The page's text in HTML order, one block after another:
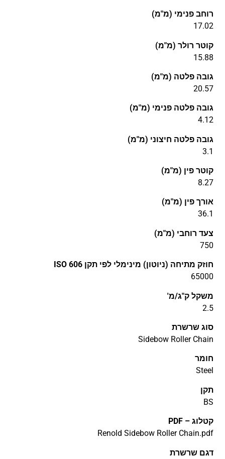
רוחב פנימי (מ"מ)
17.02
קוטר רולר (מ"מ)
15.88
גובה פלטה (מ"מ)
20.57
גובה פלטה פנימי (מ"מ)
4.12
גובה פלטה חיצוני (מ"מ)
3.1
קוטר פין (מ"מ)
8.27
אורך פין (מ"מ)
36.1
צעד רוחבי (מ"מ)
750
חוזק מתיחה (ניוטון) מינימלי לפי תקן ISO 606
65000
משקל ק"ג/מ'
2.5
סוג שרשרת
Sidebow Roller Chain
חומר
Steel
תקן
BS
קטלוג – PDF
Renold Sidebow Roller Chain.pdf
דגם שרשרת